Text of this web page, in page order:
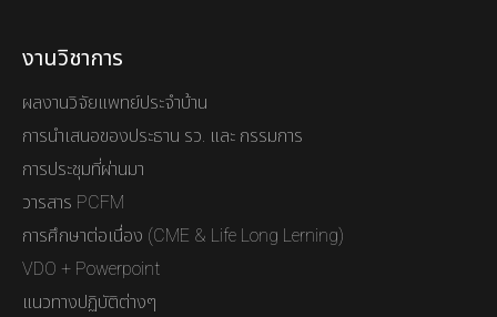
งานวิชาการ
ผลงานวิจัยแพทย์ประจำบ้าน
การนำเสนอของประธาน รว. และ กรรมการ
การประชุมที่ผ่านมา
วารสาร PCFM
การศึกษาต่อเนื่อง (CME & Life Long Lerning)
VDO + Powerpoint
แนวทางปฏิบัติต่างๆ